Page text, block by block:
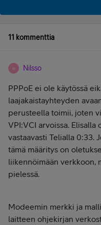
11 kommenttia
N Nilsso
PPPoE ei ole käytössä
laajakaistayhteyden
perusteella toimii, joten
VPI:VCI arvoissa.
vastaavasti Telialla 0:33.
tämä määritys on
liikennöimään verkkoon,
pielessä.
Modeemin merkki ja
laitteen ohjekirjan